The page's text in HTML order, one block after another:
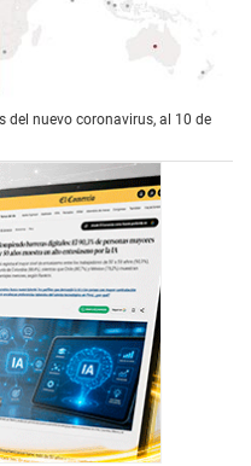
del nuevo coronavirus, al 10 de